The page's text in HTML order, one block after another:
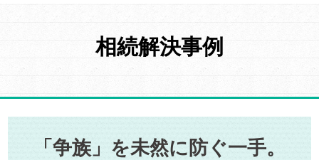
相続解決事例
「争族」を未然に防ぐ一手。